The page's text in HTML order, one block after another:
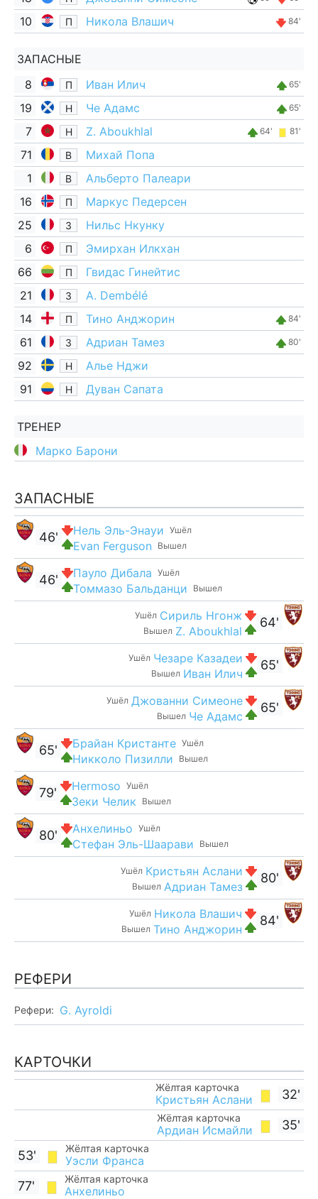
10 П Никола Влашич 84'
ЗАПАСНЫЕ
8
П Иван Илич 65'
19 Н Че Адамс 65'
7 Н Z. Aboukhlal 64' 81'
71 В
Михай Попа
1
В
Альберто Палеари
16
П
Маркус Педерсен
25
З
Нильс Нкунку
6
П
Эмирхан Илкхан
66
П
Гвидас Гинейтис
21
З
A. Dembélé
14
П Тино Анджорин 84'
61 З Адриан Тамез 80'
92 Н
Алье Нджи
91
Н Дуван Сапата
ТРЕНЕР
Марко Барони
ЗАПАСНЫЕ
Ушёл
Нель Эль-Энауи
Вышел
Evan Ferguson
46'
Ушёл
Пауло Дибала
Вышел
Томмазо Бальданци
46'
64'
Ушёл Сириль Нгонж
Вышел Z. Aboukhlal
65'
Ушёл Чезаре Казадеи
Вышел Иван Илич
65'
Ушёл Джованни Симеоне
Вышел Че Адамс
Ушёл
Брайан Кристанте
Вышел
Никколо Пизилли
65'
Ушёл
Hermoso
Вышел
Зеки Челик
79'
Ушёл
Анхелиньо
Вышел
Стефан Эль-Шаарави
80'
80'
Ушёл Кристьян Аслани
Вышел Адриан Тамез
84'
Ушёл Никола Влашич
Вышел Тино Анджорин
РЕФЕРИ
Рефери: G. Ayroldi
КАРТОЧКИ
32'
Жёлтая карточка
Кристьян Аслани
35'
Жёлтая карточка
Ардиан Исмайли
Жёлтая карточка
Уэсли Франса
53'
Жёлтая карточка
Анхелиньо
77'